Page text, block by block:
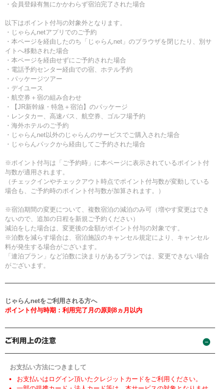
・会員登録有無にかかわらず宿泊完了された場合
以下はポイント付与の対象外となります。
・じゃらんnetアプリでのご予約
・本ページを経由したのち「じゃらんnet」のブラウザを閉じたり、別サ
イトへ移動された場合
・本ページを経由せずにご予約された場合
・電話予約センター経由での宿、ホテル予約
・パッケージツアー
・デイユース
・航空券＋宿の組み合わせ
・【JR新幹線・特急＋宿泊】のパッケージ
・レンタカー、高速バス、航空券、ゴルフ場予約
・海外ホテルのご予約
・じゃらんnet以外のじゃらんのサービスでご購入された場合
・じゃらんパックから経由してご予約された場合
※ポイント付与は「ご予約時」に本ページに表示されているポイント付
与数が適用されます。
（チェックインやチェックアウト時点でポイント付与数が変動している
場合も、ご予約時のポイント付与数が加算されます。）
※宿泊期間の変更について、複数宿泊の減泊のみ可（増やす変更はでき
ないので、追加の日程を新規ご予約ください）
減泊をした場合は、変更後の金額がポイント付与の対象です。
※泊数を減らす場合は、宿泊施設のキャンセル規定により、キャンセル
料が発生する場合がございます。
「連泊プラン」など泊数に決まりがあるプランでは、変更できない場合
がございます。
じゃらんnetをご利用される方へ
ポイント付与時期：利用完了月の原則8ヵ月以内
お支払い方法につきまして
お支払いはログイン頂いたクレジットカードをご利用ください。